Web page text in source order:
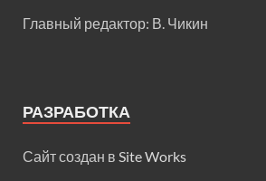
Главный редактор: В. Чикин
РАЗРАБОТКА
Сайт создан в Site Works